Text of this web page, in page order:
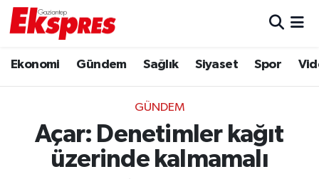
Ekonomi Gündem Sağlık Siyaset Spor
GÜNDEM
Açar: Denetimler kağıt
üzerinde kalmamalı
Ekonomi
Gaziantep son dakika
Genel
Trafik Durumu
Puan Durumu ve Fikstür
Tüm Manşetler